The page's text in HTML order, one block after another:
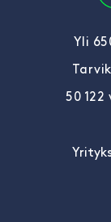
Yli
50